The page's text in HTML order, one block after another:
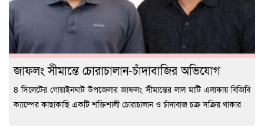
জাফলং সীমান্তে চোরাচালান-চাঁদাবাজির অভিযোগ
8 সিলেটের গোয়াইনঘাট উপজেলার জাফলং সীমান্তের লাল মাটি এলাকায় বিজিবি
ক্যাম্পের কাছাকাছি একটি শক্তিশালী চোরাচালান ও চাঁদাবাজ চক্র সক্রিয় থাকার